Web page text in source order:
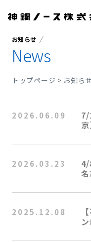
お知らせ
News
トップページ > お知らせ
2026.06.09
7/
2026.03.23
2025.12.08